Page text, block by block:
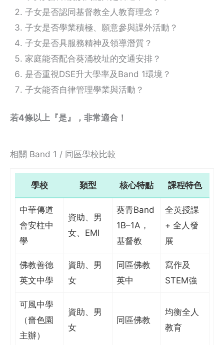
子女是否認同基督教全人教育理念？
子女是否學業積極、願意參與課外活動？
子女是否具服務精神及領導潛質？
家庭能否配合葵涌校址的交通安排？
是否重視DSE升大學率及Band 1環境？
子女能否自律管理學業與活動？
若4條以上『是』，非常適合！
相關 Band 1 / 同區學校比較
學校 類型 核心特點 課程特色
中華傳道
會安柱中
學
資助、男
女、EMI
葵青Band
1B–1A，
基督教
全英授課
+ 全人發
展
佛教善德
英文中學
資助、男
女
同區佛教
英中
寫作及
STEM強
可風中學
（嗇色園
主辦）
資助、男
女
同區佛教
均衡全人
教育